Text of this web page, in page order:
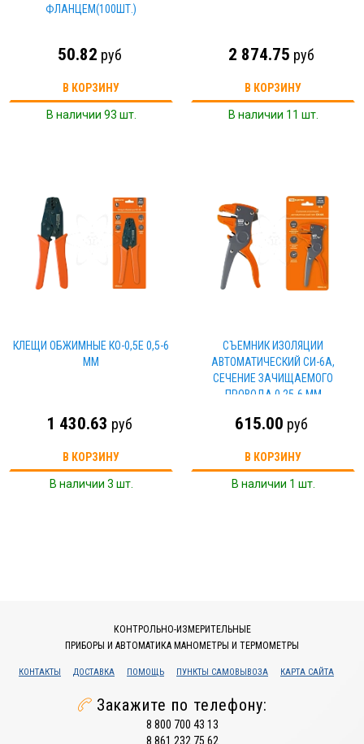
ФЛАНЦЕМ(100ШТ.)
50.82 руб
В КОРЗИНУ
В наличии 93 шт.
2 874.75 руб
В КОРЗИНУ
В наличии 11 шт.
КЛЕЩИ ОБЖИМНЫЕ КО-0,5Е 0,5-6
ММ
1 430.63 руб
В КОРЗИНУ
В наличии 3 шт.
СЪЕМНИК ИЗОЛЯЦИИ
АВТОМАТИЧЕСКИЙ СИ-6А,
СЕЧЕНИЕ ЗАЧИЩАЕМОГО
ПРОВОДА 0,25-6 ММ
615.00 руб
В КОРЗИНУ
В наличии 1 шт.
КОНТРОЛЬНО-ИЗМЕРИТЕЛЬНЫЕ
ПРИБОРЫ И АВТОМАТИКА МАНОМЕТРЫ И ТЕРМОМЕТРЫ
КОНТАКТЫ ДОСТАВКА ПОМОЩЬ ПУНКТЫ САМОВЫВОЗА КАРТА САЙТА
Закажите по телефону:
8 800 700 43 13
8 861 232 75 62